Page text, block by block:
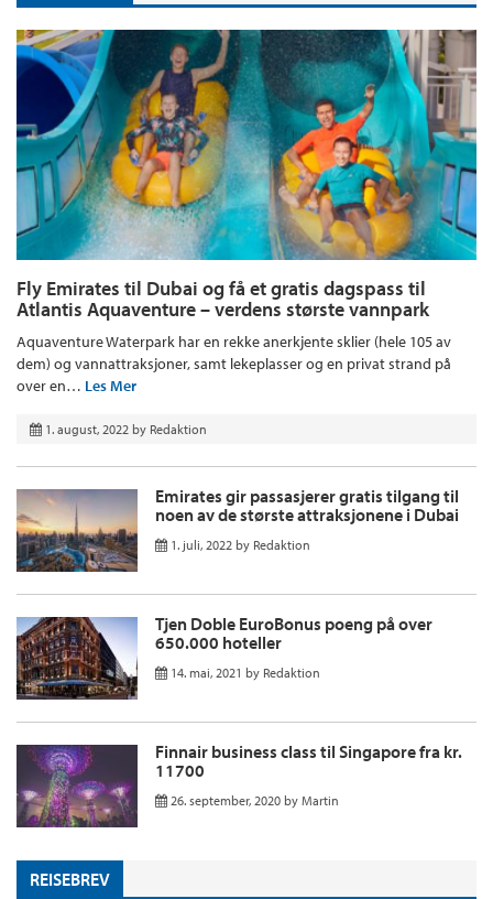
Fly Emirates til Dubai og få et gratis dagspass til
Atlantis Aquaventure – verdens største vannpark
Aquaventure Waterpark har en rekke anerkjente sklier (hele 105 av
dem) og vannattraksjoner, samt lekeplasser og en privat strand på
over en… Les Mer
1. august, 2022 by Redaktion
Emirates gir passasjerer gratis tilgang til
noen av de største attraksjonene i Dubai
1. juli, 2022 by Redaktion
Tjen Doble EuroBonus poeng på over
650.000 hoteller
14. mai, 2021 by Redaktion
Finnair business class til Singapore fra kr.
11700
26. september, 2020 by Martin
REISEBREV